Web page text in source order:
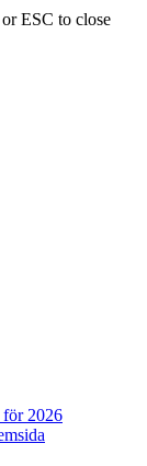
ESC to close
för 2026